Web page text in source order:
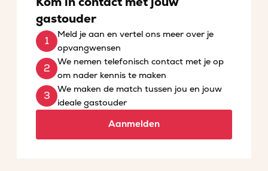
gastouder
Meld je aan en vertel ons meer over je
opvangwensen
We nemen telefonisch contact met je op
om nader kennis te maken
We maken de match tussen jou en jouw
ideale gastouder
Aanmelden